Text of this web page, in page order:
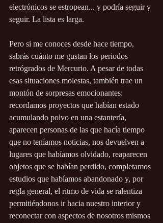
electrónicos se estropean... y podría seguir y
seguir. La lista es larga.
Pero si me conoces desde hace tiempo,
sabrás cuánto me gustan los periodos
retrógrados de Mercurio. A pesar de todas
esas situaciones molestas, también trae un
montón de sorpresas emocionantes:
recordamos proyectos que habían estado
acumulando polvo en una estantería,
aparecen personas de las que hacía tiempo
que no teníamos noticias, nos devuelven a
lugares que habíamos olvidado, reaparecen
objetos que se habían perdido, completamos
estudios que habíamos abandonado y, por
regla general, el ritmo de vida se ralentiza
permitiéndonos ir hacia nuestro interior y
reconectar con aspectos de nosotros mismos